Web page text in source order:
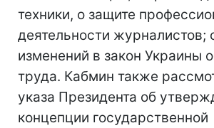
техники, о защите
деятельности журналистов;
изменений в закон Украины
труда. Кабмин также
указа Президента об
концепции государственной